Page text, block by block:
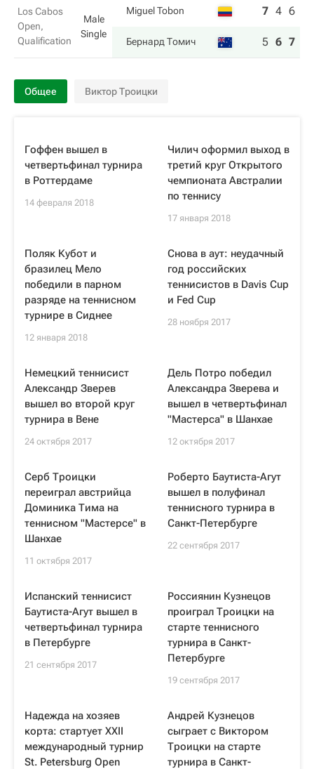
Los Cabos
Open,
Qualification
Male
Single
Miguel Tobon 7 4 6
Бернард Томич 5 6 7
Общее Виктор Троицки
Гоффен вышел в
четвертьфинал турнира
в Роттердаме
14 февраля 2018
Чилич оформил выход в
третий круг Открытого
чемпионата Австралии
по теннису
17 января 2018
Поляк Кубот и
бразилец Мело
победили в парном
разряде на теннисном
турнире в Сиднее
12 января 2018
Снова в аут: неудачный
год российских
теннисистов в Davis Cup
и Fed Cup
28 ноября 2017
Немецкий теннисист
Александр Зверев
вышел во второй круг
турнира в Вене
24 октября 2017
Дель Потро победил
Александра Зверева и
вышел в четвертьфинал
"Мастерса" в Шанхае
12 октября 2017
Серб Троицки
переиграл австрийца
Доминика Тима на
теннисном "Мастерсе" в
Шанхае
11 октября 2017
Роберто Баутиста-Агут
вышел в полуфинал
теннисного турнира в
Санкт-Петербурге
22 сентября 2017
Испанский теннисист
Баутиста-Агут вышел в
четвертьфинал турнира
в Петербурге
21 сентября 2017
Россиянин Кузнецов
проиграл Троицки на
старте теннисного
турнира в Санкт-
Петербурге
19 сентября 2017
Надежда на хозяев
корта: стартует XXII
международный турнир
St. Petersburg Open
Андрей Кузнецов
сыграет с Виктором
Троицки на старте
турнира в Санкт-